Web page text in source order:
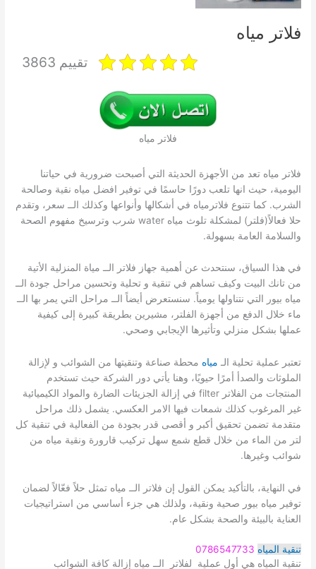
فلاتر مياه
تقييم 3863
فلاتر مياه
فلاتر مياه تعد من الأجهزة الحديثة التي أصبحت ضرورية في حياتنا
اليومية، حيث انها تلعب دورًا حاسمًا في توفير افضل مياه نقية وصالحة
الشرب. كما تتنوع فلاترمياه في أشكالها وأنواعها وكذلك الــ سعر، وتقدم
حلا فعالاً(فلتر) لمشكلة تلوث مياه water شرب وترسيخ مفهوم الصحة
والسلامة العامة بسهولة.
في هذا السياق، سنتحدث عن أهمية جهاز فلاتر الــ مياة المنزلية الأتية
من تانك البيت وكيف تساهم في تنقية و تحلية وتحسين مراحل جودة الــ
مياه بيور التي نتناولها يومياً. سنستعرض أيضاً الــ مراحل التي يمر بها الــ
ماء خلال الدفع من أجهزة الفلتر، مشيرين بطريقة كبيرة إلى كيفية
عملها بشكل منزلي وتأثيرها الإيجابي وصحي.
تعتبر عملية تحلية الـ مياه محطة صناعة وتنقيتها من الشوائب و لإزالة
الملوثات والصدأ أمرًا حيويًا، وهنا يأتي دور الشركة حيث تستخدم
المنتجات من الفلاتر filter في إزالة الجزيئات الضارة والمواد الكيميائية
غير المرغوب كذلك شمعات فيها الامر العكسي. يشمل ذلك مراحل
متقدمة تضمن تحقيق أكبر و أقصى قدر بجودة من الفعالية في تنقية كل
لتر من الماء من خلال قطع شمع سهل تركيب قارورة ونقية مياه من
شوائب وغيرها.
في النهاية، بالتأكيد يمكن القول إن فلاتر الــ مياه تمثل حلاً فعّالاً لضمان
توفير مياه بيور صحية ونقية، ولذلك هي جزء أساسي من استراتيجيات
العناية بالبيئة والصحة بشكل عام.
تنقية المياه 0786547733
تنقية المياه هي أول عملية لفلاتر الــ مياه إزالة كافة الشوائب